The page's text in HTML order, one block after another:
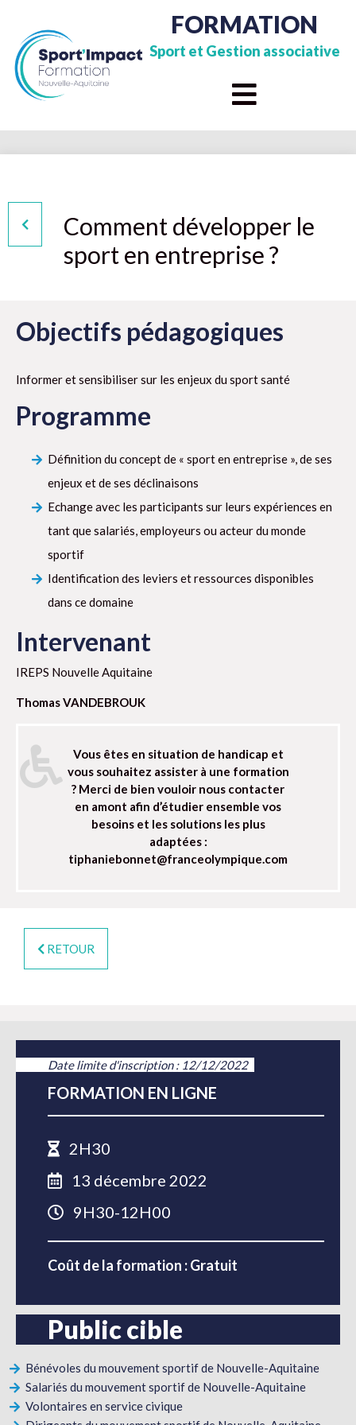
FORMATION
Sport et Gestion associative
Comment développer le
sport en entreprise ?
Objectifs pédagogiques
Informer et sensibiliser sur les enjeux du sport santé
Programme
Définition du concept de « sport en entreprise », de ses
enjeux et de ses déclinaisons
Echange avec les participants sur leurs expériences en
tant que salariés, employeurs ou acteur du monde
sportif
Identification des leviers et ressources disponibles
dans ce domaine
Intervenant
IREPS Nouvelle Aquitaine
Thomas VANDEBROUK
Vous êtes en situation de handicap et
vous souhaitez assister à une formation
? Merci de bien vouloir nous contacter
en amont afin d’étudier ensemble vos
besoins et les solutions les plus
adaptées :
tiphaniebonnet@franceolympique.com
RETOUR
Date limite d'inscription : 12/12/2022
FORMATION EN LIGNE
2H30
13 décembre 2022
9H30-12H00
Coût de la formation : Gratuit
Public cible
Bénévoles du mouvement sportif de Nouvelle-Aquitaine
Salariés du mouvement sportif de Nouvelle-Aquitaine
Volontaires en service civique